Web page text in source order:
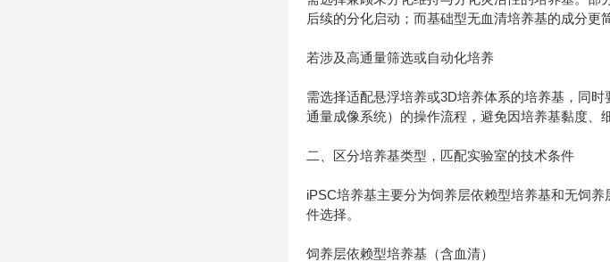
后续的分化启动；而基础型无血清培养基的成分更
若涉及高通量筛选或自动化培养
需选择适配悬浮培养或3D培养体系的培养基，同
通量成像系统）的操作流程，避免因培养基黏度、
二、区分培养基类型，匹配实验室的技术条件
iPSC培养基主要分为饲养层依赖型培养基和无饲
件选择。
饲养层依赖型培养基（含血清）